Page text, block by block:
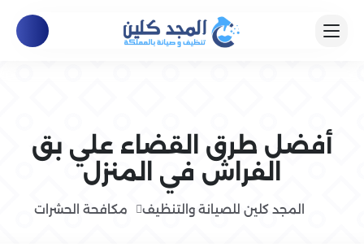
أفضل طرق القضاء علي بق
الفراش في المنزل
المجد كلين للصيانة والتنظيف مكافحة الحشرات